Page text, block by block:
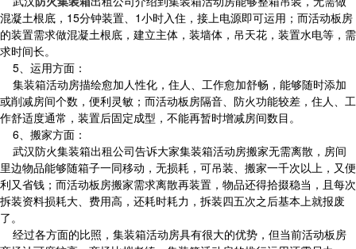
混凝土根底，15分钟装置、1小时入住，接上电源即可运用；而活动板房
的装置需求做混凝土根底，建立主体，装墙体，吊天花，装置水电等，需
求时间长。
5、运用方面：
集装箱活动房描绘愈加人性化，住人、工作愈加舒畅，能够随时添加
或削减房间个数，便利灵敏；而活动板房隔音、防火功能较差，住人、工
作舒适度通常，装置后固定成型，不能再暂时增减房间数目。
6、搬家方面：
武汉防火集装箱出租公司告诉大家集装箱活动房搬家无需离散，房间
里边物品能够随箱子一同移动，无损耗，可吊装、搬家一千次以上，又便
利又省钱；而活动板房搬家需求离散再装置，物品还得拾掇稳当，且每次
拆装资料损耗大、费用高，还耗时耗力，拆装四五次之后基本上就报废
了。
经过各方面的比照，集装箱活动房具有很大的优势，但当前活动板房